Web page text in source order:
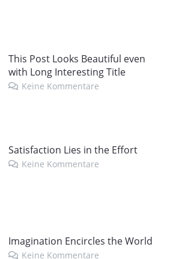
This Post Looks Beautiful even
with Long Interesting Title
Keine Kommentare
Satisfaction Lies in the Effort
Keine Kommentare
Imagination Encircles the World
Keine Kommentare